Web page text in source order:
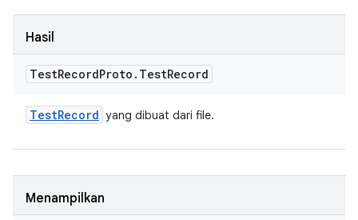
Hasil
TestRecordProto . TestRecord
TestRecord yang dibuat dari file.
Menampilkan